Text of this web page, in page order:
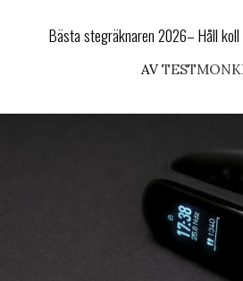
Bästa stegräknaren 2026– Håll koll
AV